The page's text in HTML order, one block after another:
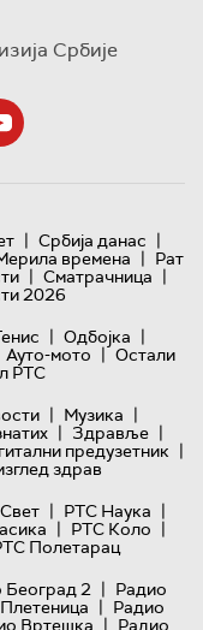
Србије
| Србија данас |
времена | Рат
| Сматрачница |
2026
| Одбојка |
Ауто-мото | Остали
РТС
| Музика |
| Здравље |
предузетник |
здрав
| РТС Наука |
| РТС Коло |
Полетарац
Београд 2 | Радио
| Радио
Вртешка | Радио